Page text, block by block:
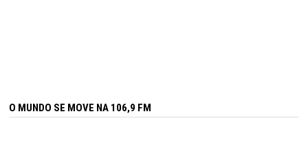
O MUNDO SE MOVE NA 106,9 FM